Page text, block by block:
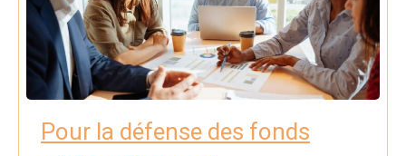
Pour la défense des fonds